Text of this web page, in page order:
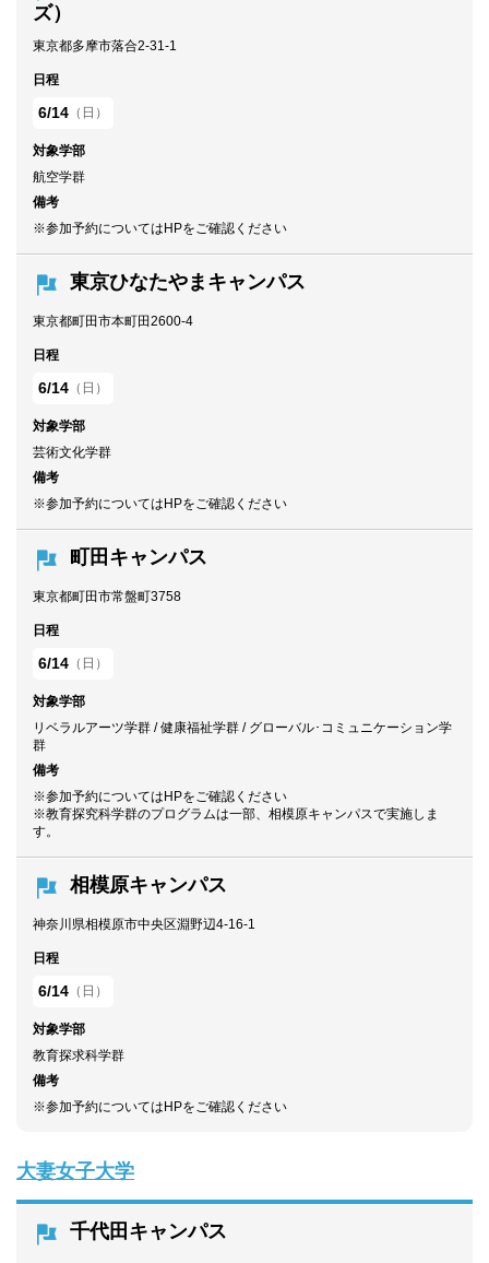
ズ）
東京都多摩市落合2-31-1
日程
6/14 （日）
対象学部
航空学群
備考
※参加予約についてはHPをご確認ください
東京ひなたやまキャンパス
東京都町田市本町田2600-4
日程
6/14 （日）
対象学部
芸術文化学群
備考
※参加予約についてはHPをご確認ください
町田キャンパス
東京都町田市常盤町3758
日程
6/14 （日）
対象学部
リベラルアーツ学群 / 健康福祉学群 / グローバル･コミュニケーション学
群
備考
※参加予約についてはHPをご確認ください
※教育探究科学群のプログラムは一部、相模原キャンパスで実施しま
す。
相模原キャンパス
神奈川県相模原市中央区淵野辺4-16-1
日程
6/14 （日）
対象学部
教育探求科学群
備考
※参加予約についてはHPをご確認ください
大妻女子大学
千代田キャンパス